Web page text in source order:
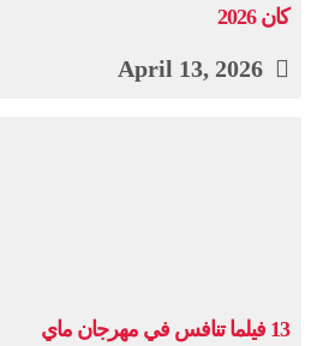
كان 2026
13 فيلما تنافس في مهرجان ماي